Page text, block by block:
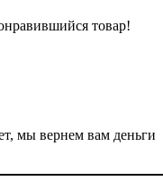
товар!
мы вернем вам деньги